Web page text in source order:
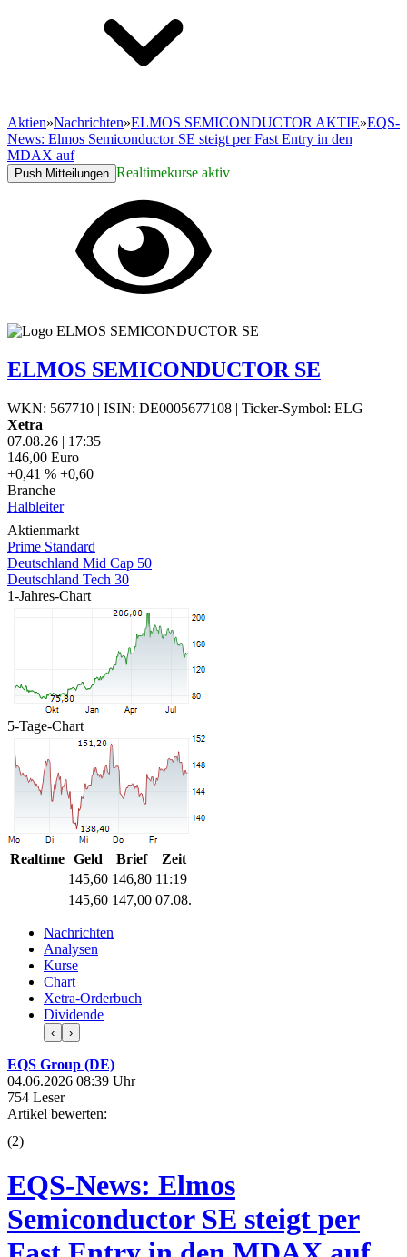
Aktien»Nachrichten»ELMOS SEMICONDUCTOR AKTIE»EQS-
News: Elmos Semiconductor SE steigt per Fast Entry in den
MDAX auf
Push Mitteilungen Realtimekurse aktiv
ELMOS SEMICONDUCTOR SE
WKN: 567710 | ISIN: DE0005677108 | Ticker-Symbol: ELG
Xetra
07.08.26 | 17:35
146,00 Euro
+0,41 % +0,60
Branche
Halbleiter
Aktienmarkt
Prime Standard
Deutschland Mid Cap 50
Deutschland Tech 30
1-Jahres-Chart
5-Tage-Chart
Realtime Geld Brief
Zeit
145,60 146,80 11:19
145,60 147,00 07.08.
Nachrichten
Analysen
Kurse
Chart
Xetra-Orderbuch
Dividende
‹ ›
EQS Group (DE)
04.06.2026 08:39 Uhr
754 Leser
Artikel bewerten:
(2)
EQS-News: Elmos
Semiconductor SE steigt per